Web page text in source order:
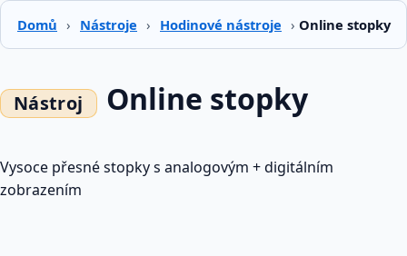
Domů › Nástroje › Hodinové nástroje › Online stopky
Online stopky
Vysoce přesné stopky s analogovým + digitálním
zobrazením